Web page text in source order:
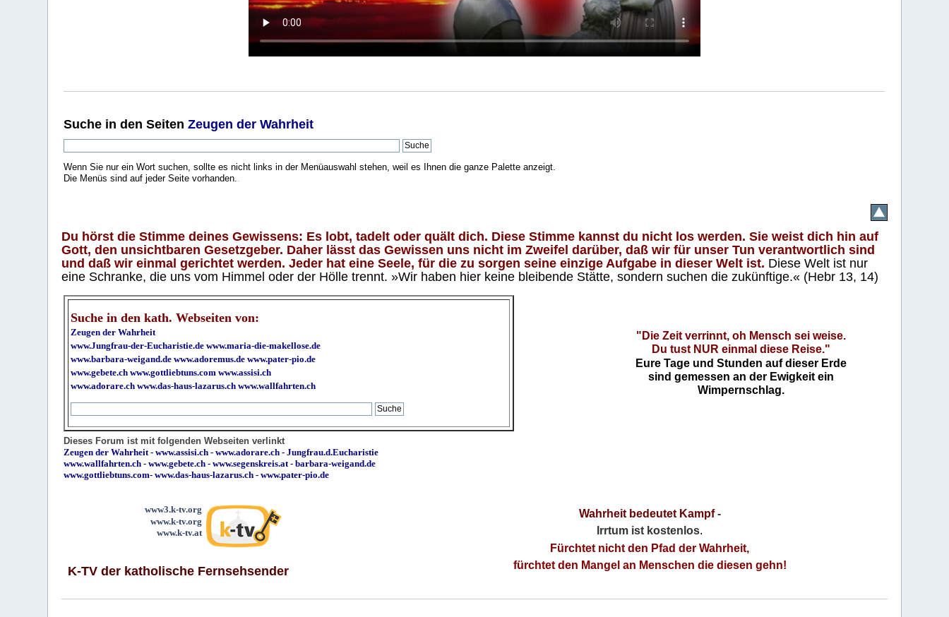
Suche in den SeitenZeugen der Wahrheit
Wenn Sie nur ein Wort suchen, sollte es nicht links in der Menüauswahl stehen, weil es Ihnen die ganze Palette anzeigt.
Die Menüs sind auf jeder Seite vorhanden.
Du hörst die Stimme deines Gewissens: Es lobt, tadelt oder quält dich. Diese Stimme kannst du nicht los werden. Sie weist dich hin auf
Gott, den unsichtbaren Gesetzgeber. Daher lässt das Gewissen uns nicht im Zweifel darüber, daß wir für unser Tun verantwortlich sind
und daß wir einmal gerichtet werden. Jeder hat eine Seele, für die zu sorgen seine einzige Aufgabe in dieser Welt ist. Diese Welt ist nur
eine Schranke, die uns vom Himmel oder der Hölle trennt. »Wir haben hier keine bleibende Stätte, sondern suchen die zukünftige.« (Hebr 13, 14)
Suche in den kath. Webseiten von:
Zeugen der Wahrheit
www.Jungfrau-der-Eucharistie.de www.maria-die-makellose.de
www.barbara-weigand.de www.adoremus.de www.pater-pio.de
www.gebete.ch www.gottliebtuns.com www.assisi.ch
www.adorare.ch www.das-haus-lazarus.ch www.wallfahrten.ch
"Die Zeit verrinnt, oh Mensch sei weise.
Du tust NUR einmal diese Reise."
Eure Tage und Stunden auf dieser Erde
sind gemessen an der Ewigkeit ein
Wimpernschlag.
Dieses Forum ist mit folgenden Webseiten verlinkt
Zeugen der Wahrheit -www.assisi.ch -www.adorare.ch -Jungfrau.d.Eucharistie
www.wallfahrten.ch -www.gebete.ch -www.segenskreis.at -barbara-weigand.de
www.gottliebtuns.com-www.das-haus-lazarus.ch - www.pater-pio.de
www3.k-tv.org
www.k-tv.org
www.k-tv.at
K-TV der katholische Fernsehsender
Wahrheit bedeutet Kampf-
Irrtum ist kostenlos.
Fürchtet nicht den Pfad der Wahrheit,
fürchtet den Mangel an Menschen die diesen gehn!